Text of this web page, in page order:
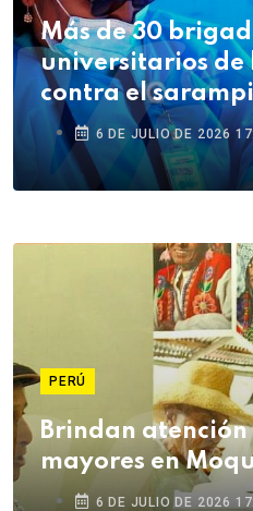
Más de 30
universitarios de
contra el
6 DE JULIO DE 2026
PERÚ
Brindan
mayores en
6 DE JULIO DE 2026